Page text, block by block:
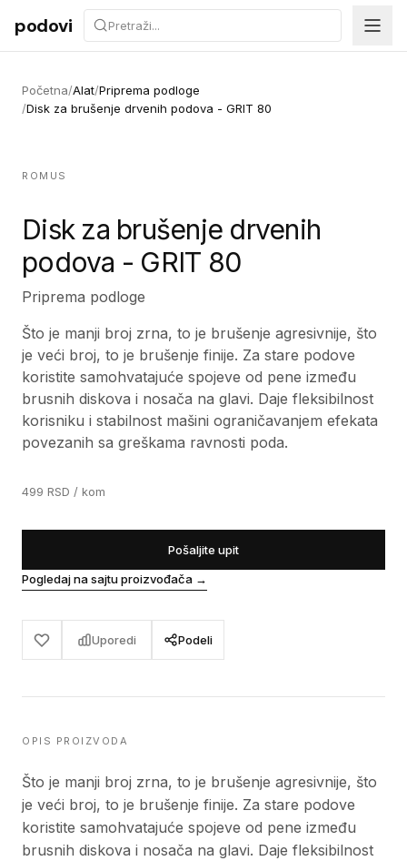
Preskoči na sadržaj
podovi
Početna/Alat/Priprema podloge
/Disk za brušenje drvenih podova - GRIT 80
ROMUS
Disk za brušenje drvenih
podova - GRIT 80
Priprema podloge
Što je manji broj zrna, to je brušenje agresivnije, što
je veći broj, to je brušenje finije. Za stare podove
koristite samohvatajuće spojeve od pene između
brusnih diskova i nosača na glavi. Daje fleksibilnost
korisniku i stabilnost mašini ograničavanjem efekata
povezanih sa greškama ravnosti poda.
499 RSD / kom
Pošaljite upit
Pogledaj na sajtu proizvođača →
Uporedi Podeli
OPIS PROIZVODA
Što je manji broj zrna, to je brušenje agresivnije, što
je veći broj, to je brušenje finije. Za stare podove
koristite samohvatajuće spojeve od pene između
brusnih diskova i nosača na glavi. Daje fleksibilnost